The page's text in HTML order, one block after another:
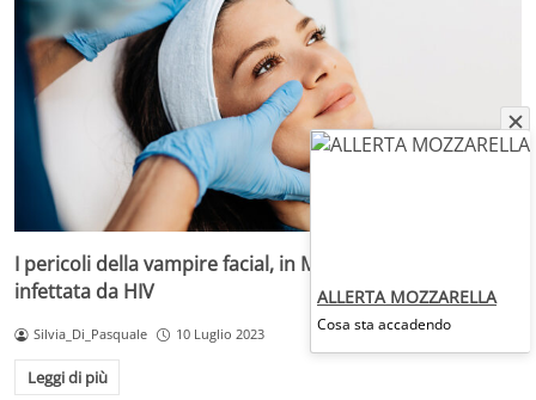
I pericoli della vampire facial, in Messico una donna
infettata da HIV
Silvia_Di_Pasquale 10 Luglio 2023
Leggi di più
ALLERTA MOZZARELLA
Cosa sta accadendo